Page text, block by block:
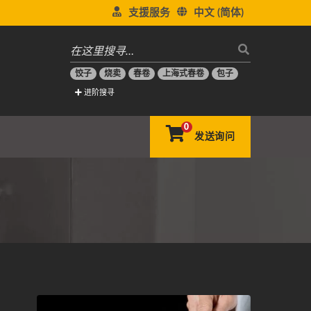
中文 (简体)
支援服务
饺子 烧卖 春卷 上海式春卷 包子
进阶搜寻
0
发送询问